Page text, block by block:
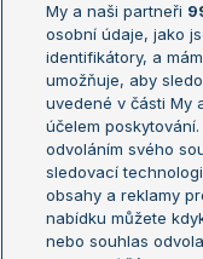
Žebříček ATP (muži)
Žebříček WTA (ženy)
Sázkařský žebříček
Aktualní trendy
My a naši partneři
osobní údaje, jako
identifikátory, a
umožňuje, aby
uvedené v části My
účelem
odvoláním svého
sledovací
obsahy a reklamy
nabídku můžete
nebo souhlas